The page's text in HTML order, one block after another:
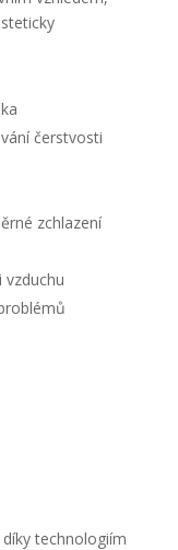
čerstvosti
zchlazení
vzduchu
technologiím